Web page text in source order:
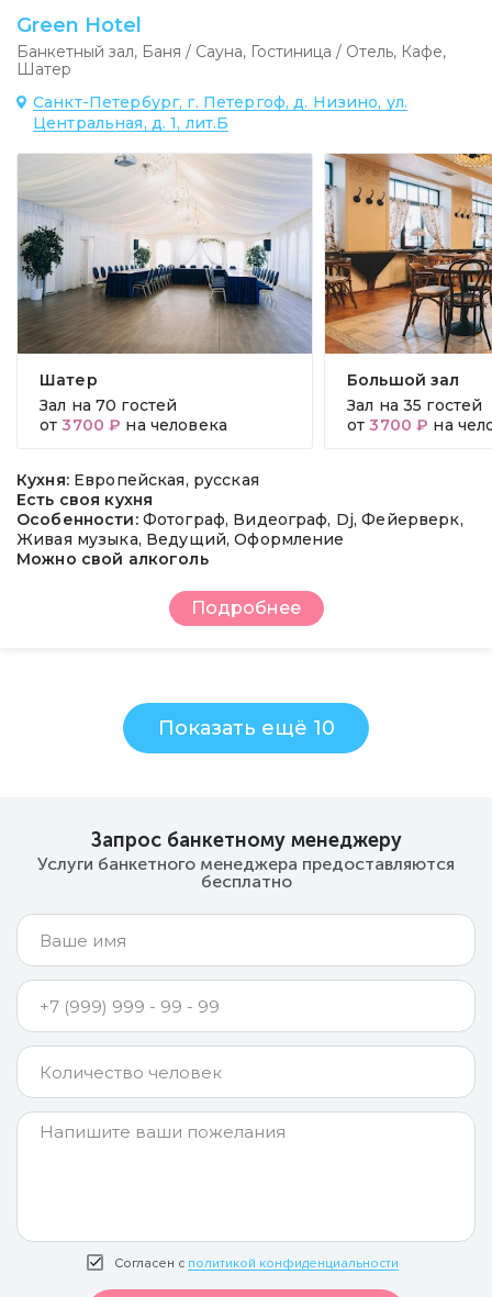
Green Hotel
Банкетный зал, Баня / Сауна, Гостиница / Отель, Кафе,
Шатер
Санкт-Петербург, г. Петергоф, д. Низино, ул.
Центральная, д. 1, лит.Б
Шатер
Зал на 70 гостей
от3700 ₽ на человека
Большой зал
Зал на 35 гостей
от3700 ₽ на
Кухня: Европейская, русская
Есть своя кухня
Особенности: Фотограф, Видеограф, Dj, Фейерверк,
Живая музыка, Ведущий, Оформление
Можно свой алкоголь
Подробнее
Показать ещё 10
Запрос банкетному менеджеру
Услуги банкетного менеджера предоставляются
бесплатно
Согласен с политикой конфиденциальности